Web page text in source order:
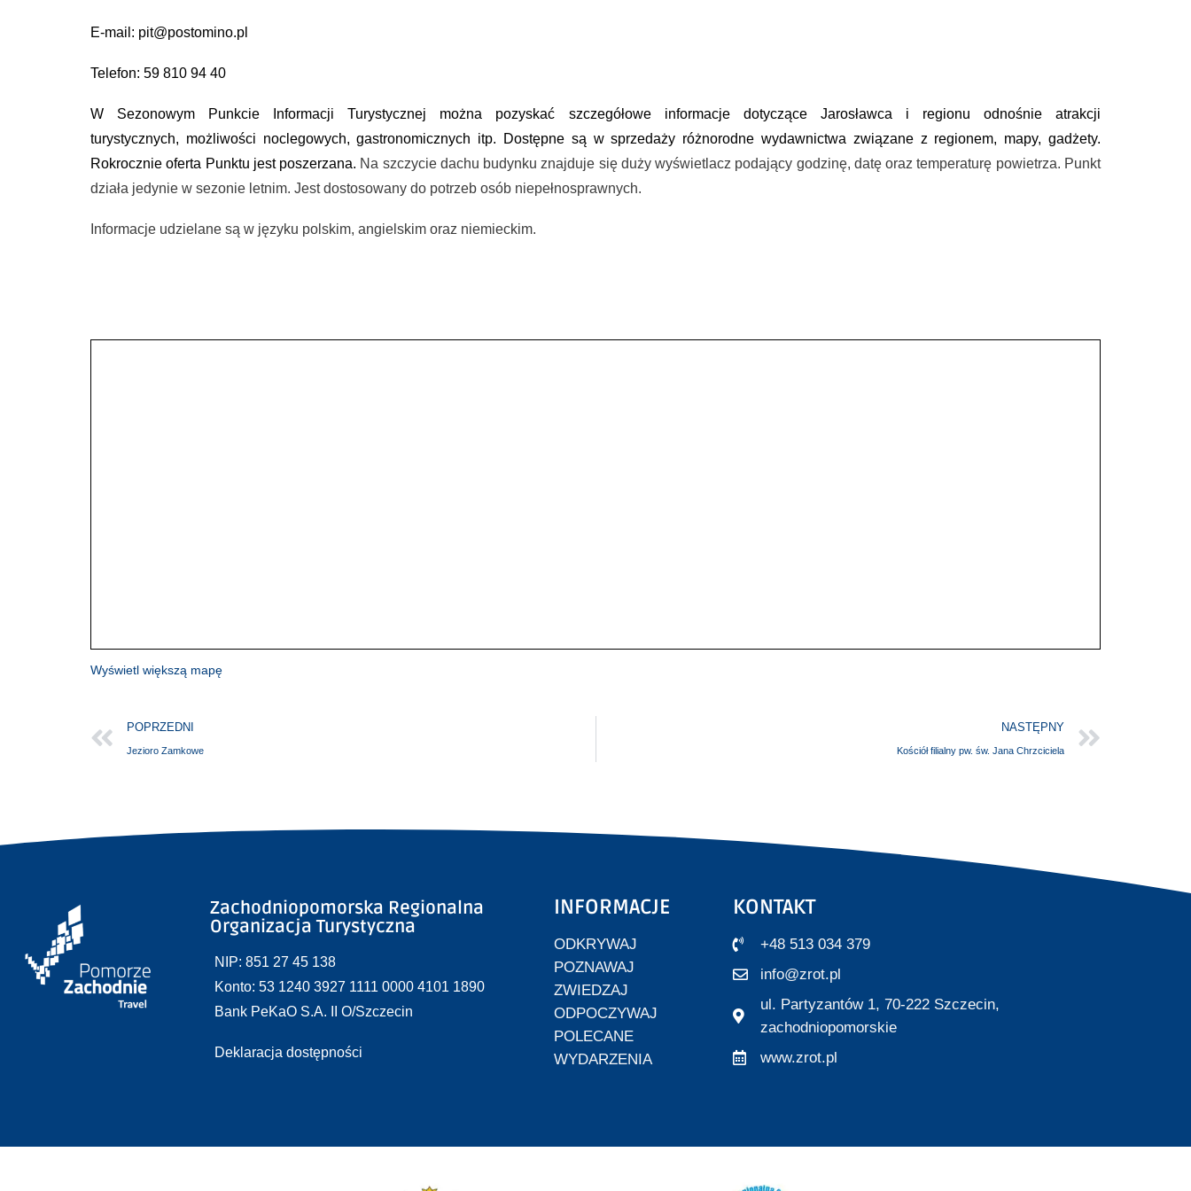
E-mail: pit@postomino.pl
Telefon: 59 810 94 40
W Sezonowym Punkcie Informacji Turystycznej można pozyskać szczegółowe informacje dotyczące Jarosławca i regionu odnośnie atrakcji
turystycznych, możliwości noclegowych, gastronomicznych itp. Dostępne są w sprzedaży różnorodne wydawnictwa związane z regionem, mapy, gadżety.
Rokrocznie oferta Punktu jest poszerzana. Na szczycie dachu budynku znajduje się duży wyświetlacz podający godzinę, datę oraz temperaturę powietrza. Punkt
działa jedynie w sezonie letnim. Jest dostosowany do potrzeb osób niepełnosprawnych.
Informacje udzielane są w języku polskim, angielskim oraz niemieckim.
Wyświetl większą mapę
POPRZEDNI
Jezioro Zamkowe
NASTĘPNY
Kościół filialny pw. św. Jana Chrzciciela
Zachodniopomorska Regionalna
Organizacja Turystyczna
NIP: 851 27 45 138
Konto: 53 1240 3927 1111 0000 4101 1890
Bank PeKaO S.A. II O/Szczecin
Deklaracja dostępności
INFORMACJE
ODKRYWAJ
POZNAWAJ
ZWIEDZAJ
ODPOCZYWAJ
POLECANE
WYDARZENIA
KONTAKT
+48 513 034 379
info@zrot.pl
ul. Partyzantów 1, 70-222 Szczecin,
zachodniopomorskie
www.zrot.pl